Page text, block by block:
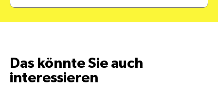
Das könnte Sie auch
interessieren